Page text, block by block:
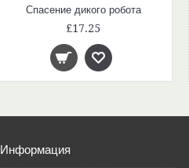
Спасение дикого робота
£17.25
Информация